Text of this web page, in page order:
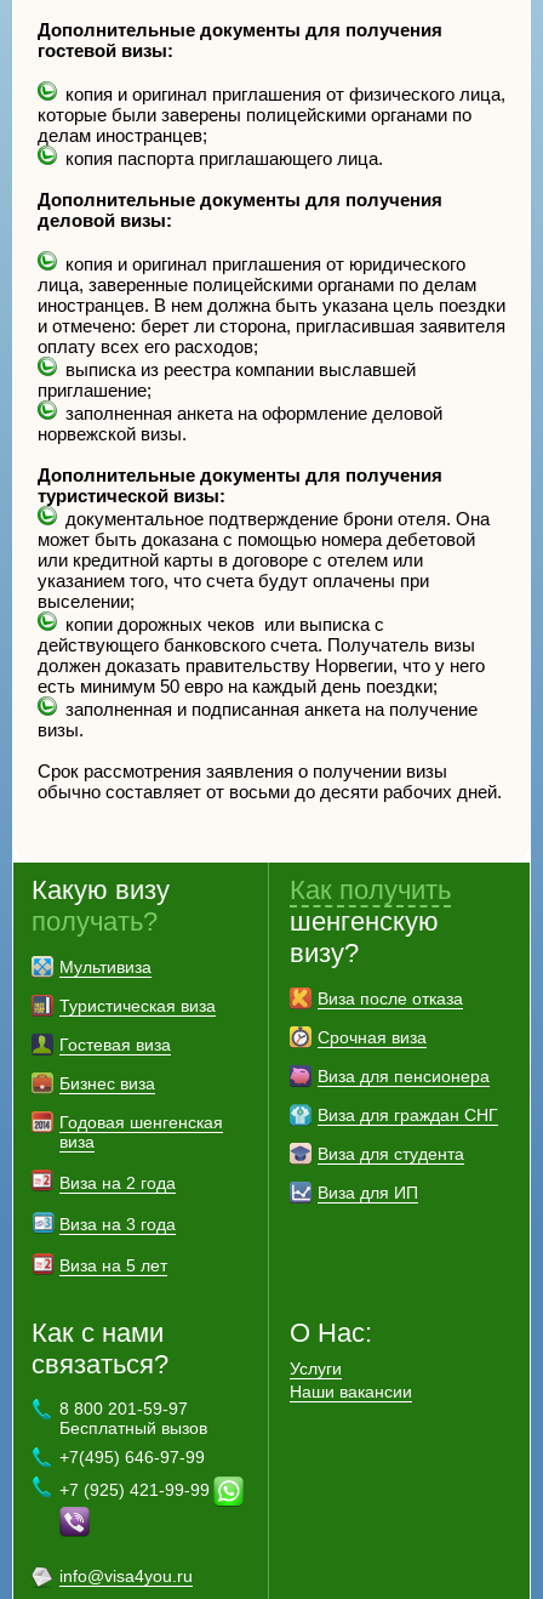
Дополнительные документы для получения
гостевой визы:
копия и оригинал приглашения от физического лица,
которые были заверены полицейскими органами по
делам иностранцев;
копия паспорта приглашающего лица.
Дополнительные документы для получения
деловой визы:
копия и оригинал приглашения от юридического
лица, заверенные полицейскими органами по делам
иностранцев. В нем должна быть указана цель поездки
и отмечено: берет ли сторона, пригласившая заявителя
оплату всех его расходов;
выписка из реестра компании выславшей
приглашение;
заполненная анкета на оформление деловой
норвежской визы.
Дополнительные документы для получения
туристической визы:
документальное подтверждение брони отеля. Она
может быть доказана с помощью номера дебетовой
или кредитной карты в договоре с отелем или
указанием того, что счета будут оплачены при
выселении;
копии дорожных чеков или выписка с
действующего банковского счета. Получатель визы
должен доказать правительству Норвегии, что у него
есть минимум 50 евро на каждый день поездки;
заполненная и подписанная анкета на получение
визы.
Срок рассмотрения заявления о получении визы
обычно составляет от восьми до десяти рабочих дней.
Какую визу
получать?
Мультивиза
Туристическая виза
Гостевая виза
Бизнес виза
Годовая шенгенская
виза
Виза на 2 года
Виза на 3 года
Виза на 5 лет
Как получить
шенгенскую
визу?
Виза после отказа
Срочная виза
Виза для пенсионера
Виза для граждан СНГ
Виза для студента
Виза для ИП
Как с нами
связаться?
8 800 201-59-97
Бесплатный вызов
+7(495) 646-97-99
+7 (925) 421-99-99
info@visa4you.ru
О Нас:
Услуги
Наши вакансии